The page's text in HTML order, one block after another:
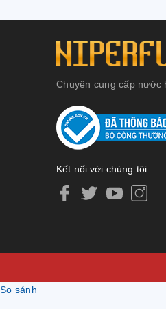
Chuyên cung cấp nước
Kết nối với chúng tôi
So sánh